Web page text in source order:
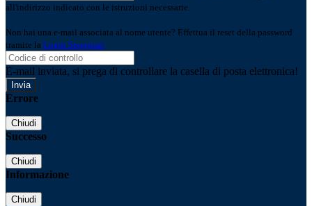
all'indirizzo indicato con le istruzioni necessarie.
Non hai una e-mail associata al nome utente? Effettua il reset della password
tramite la Login Spaggiari
E-mail inviata, si prega di controllare la casella di posta elettronica!
Errore
Chiudi
Successo
Chiudi
Informazione
Chiudi